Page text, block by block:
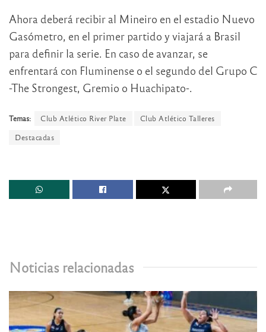
Ahora deberá recibir al Mineiro en el estadio Nuevo
Gasómetro, en el primer partido y viajará a Brasil
para definir la serie. En caso de avanzar, se
enfrentará con Fluminense o el segundo del Grupo C
-The Strongest, Gremio o Huachipato-.
Temas: Club Atlético River Plate
Club Atlético Talleres
Destacadas
Noticias relacionadas